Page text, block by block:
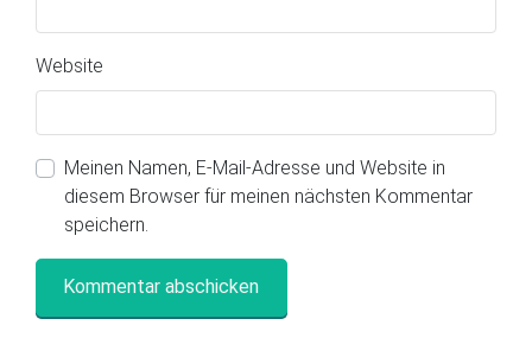
Website
Meinen Namen, E-Mail-Adresse und Website in
diesem Browser für meinen nächsten Kommentar
speichern.